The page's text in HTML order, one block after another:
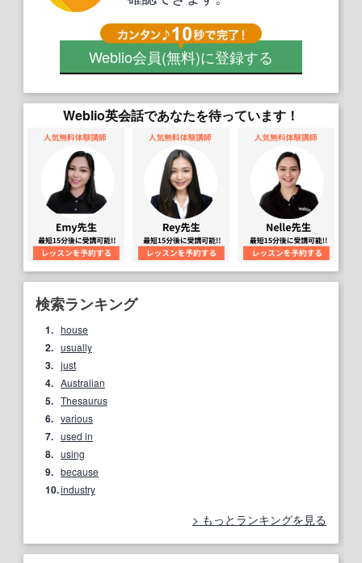
Weblio会員(無料)に登録する
Weblio英会話であなたを待っています！
検索ランキング
1. house
2. usually
3. just
4. Australian
5. Thesaurus
6. various
7. used in
8. using
9. because
10.industry
もっとランキングを見る